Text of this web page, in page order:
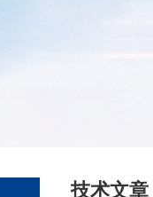
技术文章